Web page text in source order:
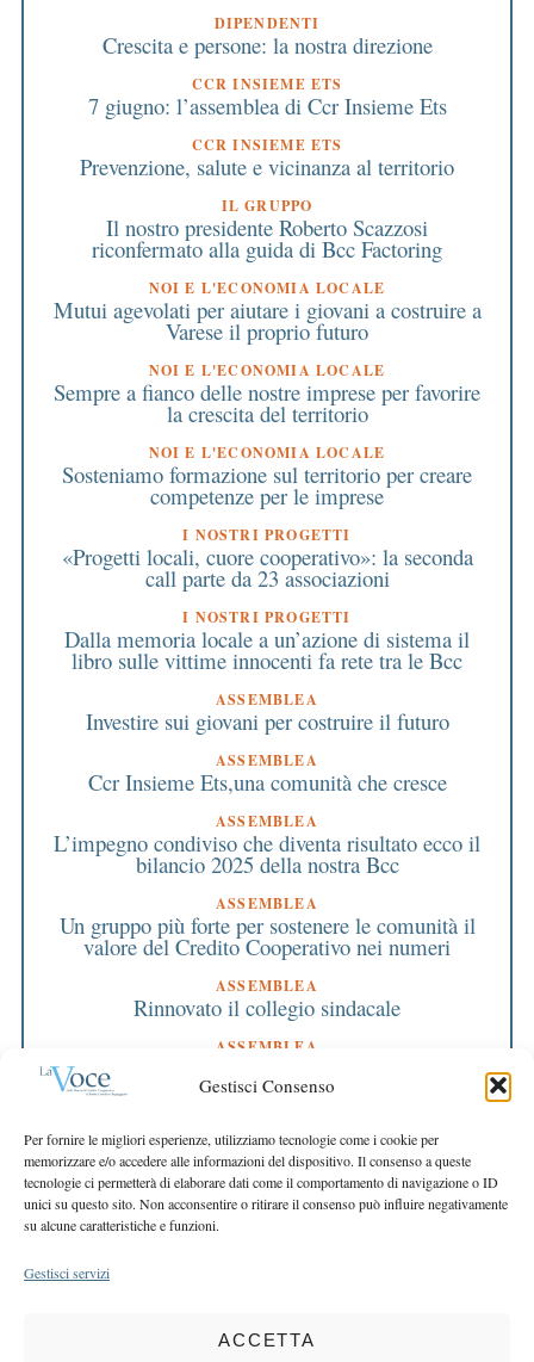
Gestisci Consenso
Per fornire le migliori esperienze, utilizziamo tecnologie come i cookie per
memorizzare e/o accedere alle informazioni del dispositivo. Il consenso a queste
tecnologie ci permetterà di elaborare dati come il comportamento di navigazione o ID
unici su questo sito. Non acconsentire o ritirare il consenso può influire negativamente
su alcune caratteristiche e funzioni.
Gestisci servizi
ACCETTA
DIPENDENTI
Crescita e persone: la nostra direzione
CCR INSIEME ETS
7 giugno: l’assemblea di Ccr Insieme Ets
CCR INSIEME ETS
Prevenzione, salute e vicinanza al territorio
IL GRUPPO
Il nostro presidente Roberto Scazzosi
riconfermato alla guida di Bcc Factoring
NOI E L'ECONOMIA LOCALE
Mutui agevolati per aiutare i giovani a costruire a
Varese il proprio futuro
NOI E L'ECONOMIA LOCALE
Sempre a fianco delle nostre imprese per favorire
la crescita del territorio
NOI E L'ECONOMIA LOCALE
Sosteniamo formazione sul territorio per creare
competenze per le imprese
I NOSTRI PROGETTI
«Progetti locali, cuore cooperativo»: la seconda
call parte da 23 associazioni
I NOSTRI PROGETTI
Dalla memoria locale a un’azione di sistema il
libro sulle vittime innocenti fa rete tra le Bcc
ASSEMBLEA
Investire sui giovani per costruire il futuro
ASSEMBLEA
Ccr Insieme Ets,una comunità che cresce
ASSEMBLEA
L’impegno condiviso che diventa risultato ecco il
bilancio 2025 della nostra Bcc
ASSEMBLEA
Un gruppo più forte per sostenere le comunità il
valore del Credito Cooperativo nei numeri
ASSEMBLEA
Rinnovato il collegio sindacale
ASSEMBLEA
Bilancio approvato all’unanimità e 2 milioni
destinati al territorio
Crescere restando riconoscibili
EDITORIALE PRESIDENTE
Costruire futuro insieme
COPYRIGHT 2025 LA VOCE |PRIVACY